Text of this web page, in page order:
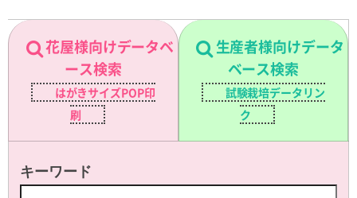
花屋様向けデータベ
ース検索
はがきサイズPOP印
刷
生産者様向けデータ
ベース検索
試験栽培データリン
ク
キーワード